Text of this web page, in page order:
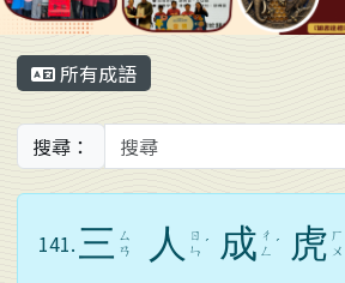
主內容區域
所有成語
搜尋：
141. 三 ㄙ
ㄢ
人
ㄖ
ㄣ ˊ 成 ㄔ
ㄥ
ˊ 虎 ㄏ
ㄨ
頁尾區域